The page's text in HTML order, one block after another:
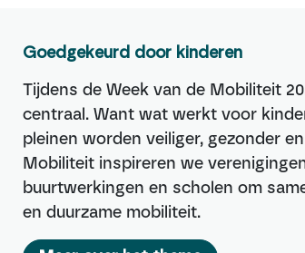
Goedgekeurd door kinderen
Tijdens de Week van de Mobiliteit
centraal. Want wat werkt voor
pleinen worden veiliger, gezonder
Mobiliteit inspireren we
buurtwerkingen en scholen om
en duurzame mobiliteit.